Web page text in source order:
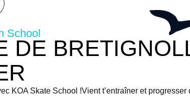
School
DE
KOA Skate School !Vient t’entraîner et progresser